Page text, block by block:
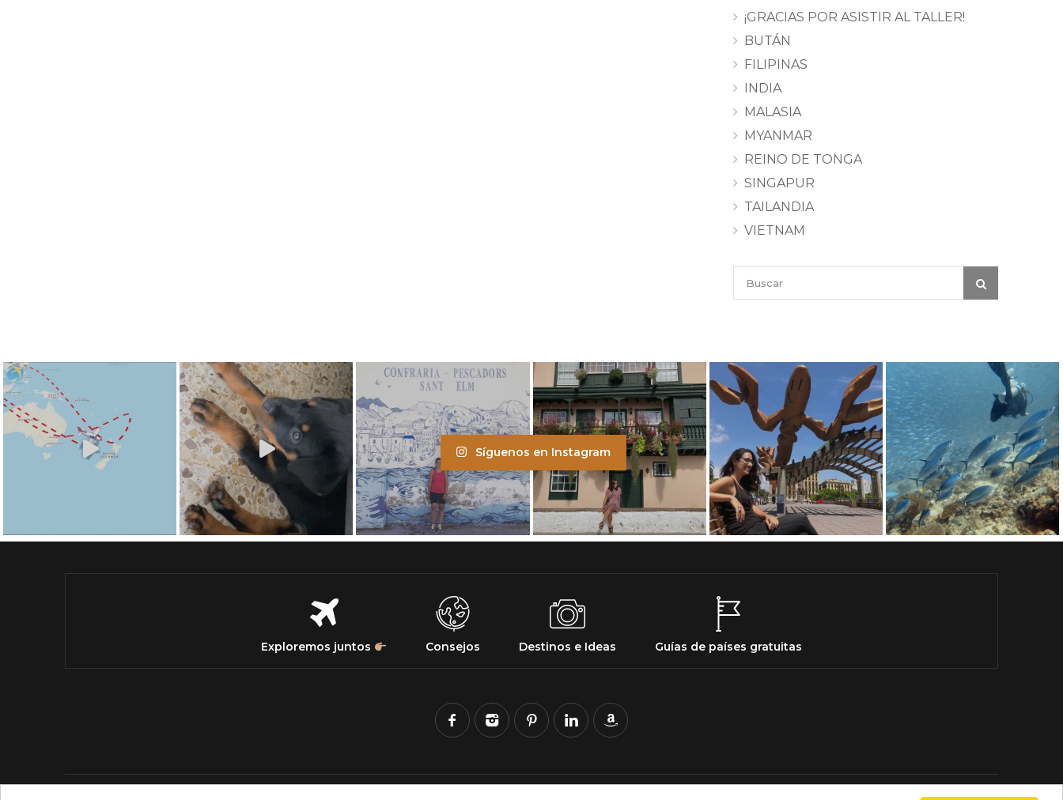
¡GRACIAS POR ASISTIR AL TALLER!
BUTÁN
FILIPINAS
INDIA
MALASIA
MYANMAR
REINO DE TONGA
SINGAPUR
TAILANDIA
VIETNAM
Síguenos en Instagram
Exploremos juntos Consejos Destinos e Ideas Guías de países gratuitas